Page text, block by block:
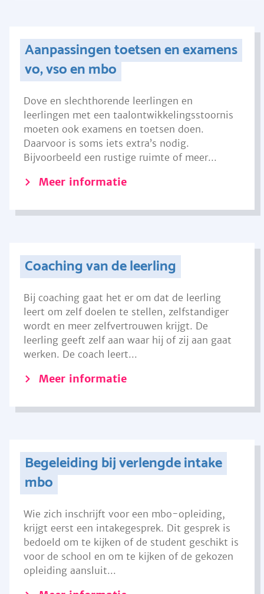
Aanpassingen toetsen en examens
vo, vso en mbo
Dove en slechthorende leerlingen en
leerlingen met een taalontwikkelingsstoornis
moeten ook examens en toetsen doen.
Daarvoor is soms iets extra’s nodig.
Bijvoorbeeld een rustige ruimte of meer...
Meer informatie
Coaching van de leerling
Bij coaching gaat het er om dat de leerling
leert om zelf doelen te stellen, zelfstandiger
wordt en meer zelfvertrouwen krijgt. De
leerling geeft zelf aan waar hij of zij aan gaat
werken. De coach leert...
Meer informatie
Begeleiding bij verlengde intake
mbo
Wie zich inschrijft voor een mbo-opleiding,
krijgt eerst een intakegesprek. Dit gesprek is
bedoeld om te kijken of de student geschikt is
voor de school en om te kijken of de gekozen
opleiding aansluit...